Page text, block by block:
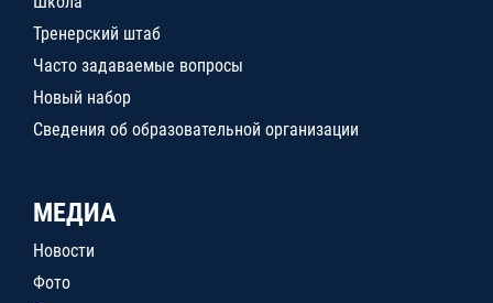
Тренерский штаб
Часто задаваемые вопросы
Новый набор
Сведения об образовательной организации
МЕДИА
Новости
Фото